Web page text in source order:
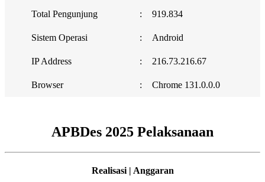
Total Pengunjung : 919.834
Sistem Operasi : Android
IP Address : 216.73.216.67
Browser : Chrome 131.0.0.0
APBDes 2025 Pelaksanaan
Realisasi | Anggaran